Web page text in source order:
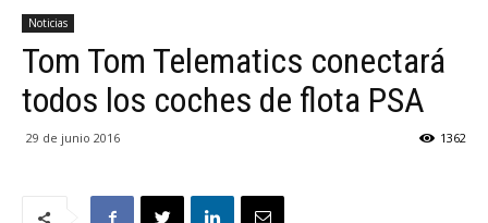
Noticias
Tom Tom Telematics conectará
todos los coches de flota PSA
29 de junio 2016 1362